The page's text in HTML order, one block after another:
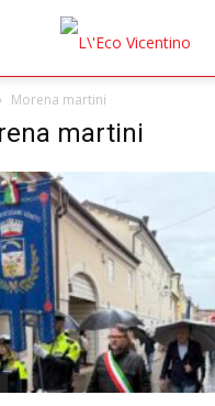
Morena martini
martini